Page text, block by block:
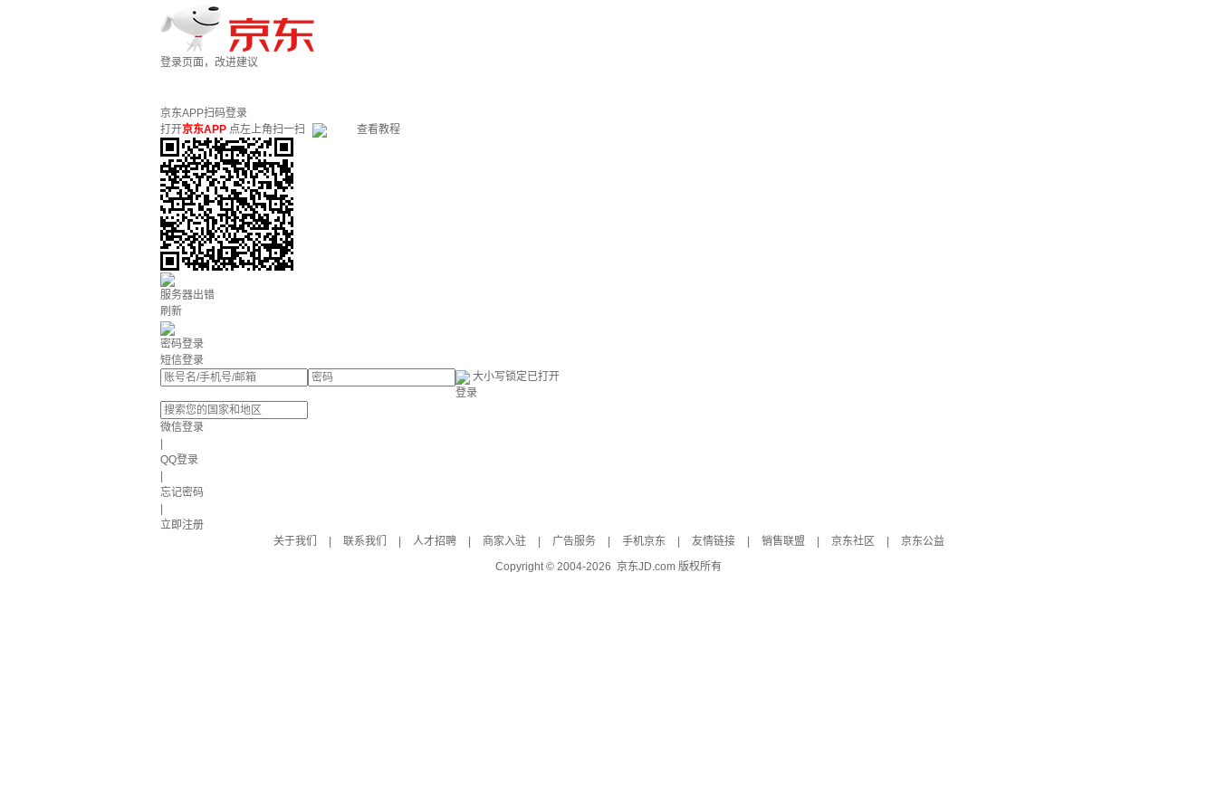
登录页面，改进建议
京东APP扫码登录
打开京东APP 点左上角扫一扫 查看教程
服务器出错
刷新
密码登录
短信登录
大小写锁定已打开
登录
微信登录
QQ登录
忘记密码
立即注册
关于我们
联系我们 人才招聘 商家入驻 广告服务 手机京东 友情链接 销售联盟 京东社区
京东公益
Copyright © 2004-2026 京东JD.com 版权所有